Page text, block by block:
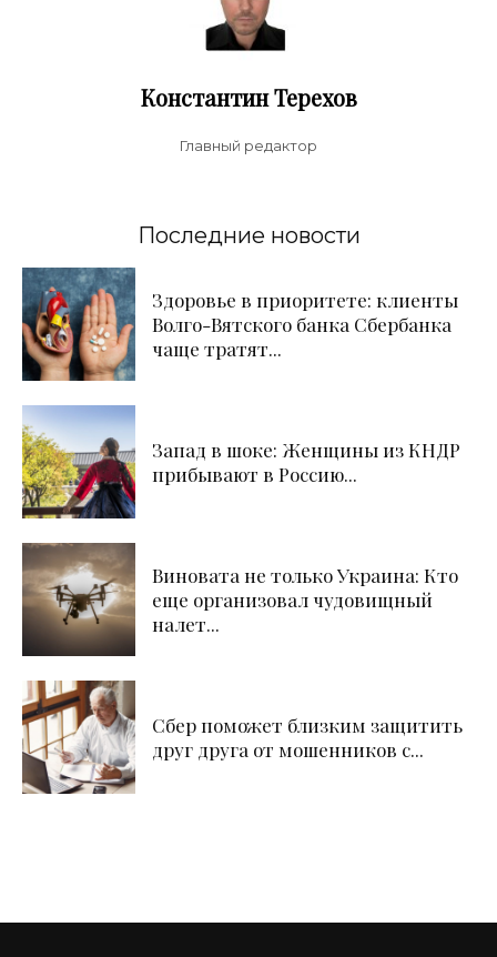
Константин Терехов
Главный редактор
Последние новости
Здоровье в приоритете: клиенты
Волго-Вятского банка Сбербанка
чаще тратят...
Запад в шоке: Женщины из КНДР
прибывают в Россию...
Виновата не только Украина: Кто
еще организовал чудовищный
налет...
Сбер поможет близким защитить
друг друга от мошенников с...